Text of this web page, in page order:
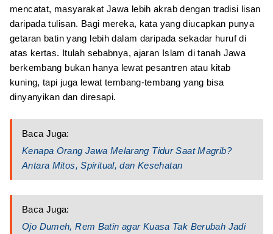
mencatat, masyarakat Jawa lebih akrab dengan tradisi lisan
daripada tulisan. Bagi mereka, kata yang diucapkan punya
getaran batin yang lebih dalam daripada sekadar huruf di
atas kertas. Itulah sebabnya, ajaran Islam di tanah Jawa
berkembang bukan hanya lewat pesantren atau kitab
kuning, tapi juga lewat tembang-tembang yang bisa
dinyanyikan dan diresapi.
Baca Juga:
Kenapa Orang Jawa Melarang Tidur Saat Magrib?
Antara Mitos, Spiritual, dan Kesehatan
Baca Juga:
Ojo Dumeh, Rem Batin agar Kuasa Tak Berubah Jadi